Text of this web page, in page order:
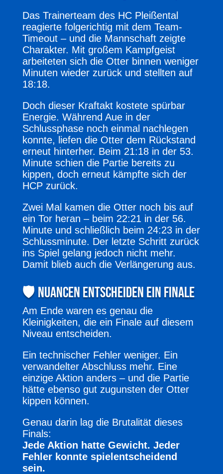
Das Trainerteam des HC Pleißental
reagierte folgerichtig mit dem Team-
Timeout – und die Mannschaft zeigte
Charakter. Mit großem Kampfgeist
arbeiteten sich die Otter binnen weniger
Minuten wieder zurück und stellten auf
18:18.
Doch dieser Kraftakt kostete spürbar
Energie. Während Aue in der
Schlussphase noch einmal nachlegen
konnte, liefen die Otter dem Rückstand
erneut hinterher. Beim 21:18 in der 53.
Minute schien die Partie bereits zu
kippen, doch erneut kämpfte sich der
HCP zurück.
Zwei Mal kamen die Otter noch bis auf
ein Tor heran – beim 22:21 in der 56.
Minute und schließlich beim 24:23 in der
Schlussminute. Der letzte Schritt zurück
ins Spiel gelang jedoch nicht mehr.
Damit blieb auch die Verlängerung aus.
🛡️ Nuancen entscheiden ein Finale
Am Ende waren es genau die
Kleinigkeiten, die ein Finale auf diesem
Niveau entscheiden.
Ein technischer Fehler weniger. Ein
verwandelter Abschluss mehr. Eine
einzige Aktion anders – und die Partie
hätte ebenso gut zugunsten der Otter
kippen können.
Genau darin lag die Brutalität dieses
Finals:
Jede Aktion hatte Gewicht. Jeder
Fehler konnte spielentscheidend
sein.